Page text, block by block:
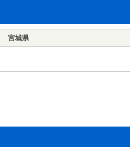
宮城県